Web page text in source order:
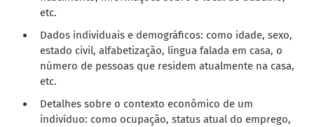
etc.
Dados individuais e demográficos: como idade, sexo,
estado civil, alfabetização, língua falada em casa, o
número de pessoas que residem atualmente na casa,
etc.
Detalhes sobre o contexto econômico de um
indivíduo: como ocupação, status atual do emprego,